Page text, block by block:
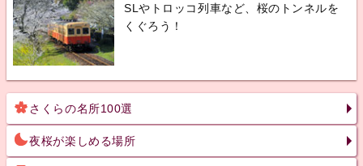
SLやトロッコ列車など、桜のトンネルを
くぐろう！
さくらの名所100選
夜桜が楽しめる場所